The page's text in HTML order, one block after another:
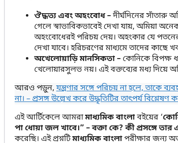
ঔদ্ধত্য এবং অহংবোধ –দীর্ঘদিনের সাঁতারু
গেলে স্বাভাবিকভাবেই দেখা যায়, অমিয়া
অহংবোধেরই পরিচয় দেয়। অহংকার যে
দেখা যাবে। হরিচরণের মাধ্যমে তাদের কাছে
অখেলোয়াড়ি মানসিকতা –কোনিকে বিপক্ষ
খেলোয়ারসুলভ নয়। এই বক্তব্যের মধ্য দিয়ে
আরও পড়ুন,যন্ত্রণার সঙ্গে পরিচয় না হলে, তাকে
না। – প্রসঙ্গ উল্লেখ করে উদ্ধৃতিটির তাৎপর্য বিশ্লেষণ
এই আর্টিকেলে আমরামাধ্যমিক বাংলাবইয়ের ‘
পা ধোয়া জল খাবে।” – বক্তা কে? কী প্রসঙ্গে
করেছি। এই প্রশ্নটিমাধ্যমিক বাংলাপরীক্ষার জন্য